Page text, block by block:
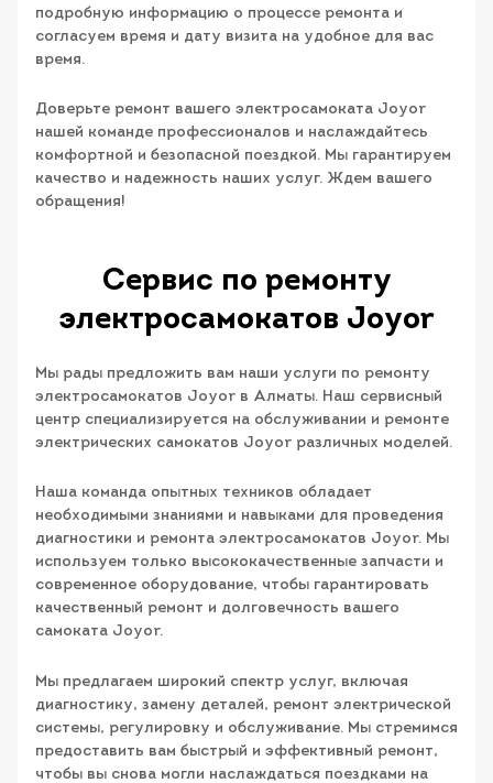
подробную информацию о процессе ремонта и
согласуем время и дату визита на удобное для вас
время.
Доверьте ремонт вашего электросамоката Joyor
нашей команде профессионалов и наслаждайтесь
комфортной и безопасной поездкой. Мы гарантируем
качество и надежность наших услуг. Ждем вашего
обращения!
Сервис по ремонту
электросамокатов Joyor
Мы рады предложить вам наши услуги по ремонту
электросамокатов Joyor в Алматы. Наш сервисный
центр специализируется на обслуживании и ремонте
электрических самокатов Joyor различных моделей.
Наша команда опытных техников обладает
необходимыми знаниями и навыками для проведения
диагностики и ремонта электросамокатов Joyor. Мы
используем только высококачественные запчасти и
современное оборудование, чтобы гарантировать
качественный ремонт и долговечность вашего
самоката Joyor.
Мы предлагаем широкий спектр услуг, включая
диагностику, замену деталей, ремонт электрической
системы, регулировку и обслуживание. Мы стремимся
предоставить вам быстрый и эффективный ремонт,
чтобы вы снова могли наслаждаться поездками на